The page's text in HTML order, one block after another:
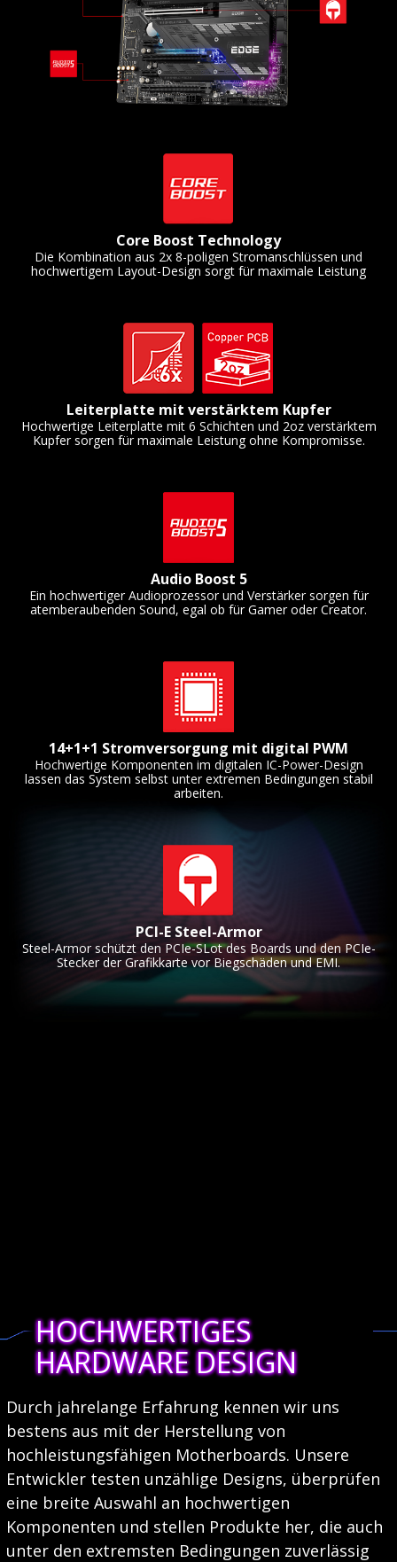
Core Boost Technology
Die Kombination aus 2x 8-poligen Stromanschlüssen und
hochwertigem Layout-Design sorgt für maximale Leistung
Leiterplatte mit verstärktem Kupfer
Hochwertige Leiterplatte mit 6 Schichten und 2oz verstärktem
Kupfer sorgen für maximale Leistung ohne Kompromisse.
Audio Boost 5
Ein hochwertiger Audioprozessor und Verstärker sorgen für
atemberaubenden Sound, egal ob für Gamer oder Creator.
14+1+1 Stromversorgung mit digital PWM
Hochwertige Komponenten im digitalen IC-Power-Design
lassen das System selbst unter extremen Bedingungen stabil
arbeiten.
PCI-E Steel-Armor
Steel-Armor schützt den PCIe-SLot des Boards und den PCIe-
Stecker der Grafikkarte vor Biegschäden und EMI.
HOCHWERTIGES
HARDWARE DESIGN
Durch jahrelange Erfahrung kennen wir uns
bestens aus mit der Herstellung von
hochleistungsfähigen Motherboards. Unsere
Entwickler testen unzählige Designs, überprüfen
eine breite Auswahl an hochwertigen
Komponenten und stellen Produkte her, die auch
unter den extremsten Bedingungen zuverlässig